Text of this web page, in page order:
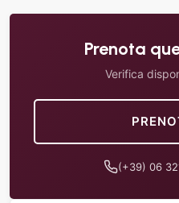
Prenota
Verifica
(+39) 06